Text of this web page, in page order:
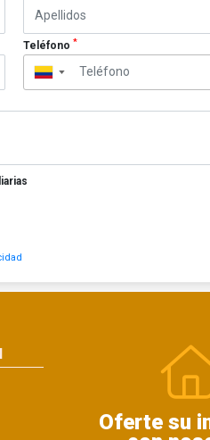
Teléfono *
▼
Oferte su